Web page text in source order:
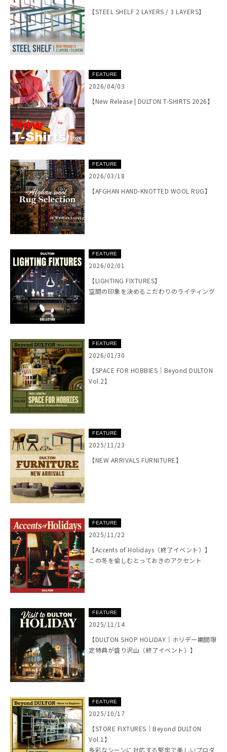
【STEEL SHELF 2 LAYERS / 3 LAYERS】
FEATURE
2026/04/03
【New Release | DULTON T-SHIRTS 2026】
FEATURE
2026/03/18
【AFGHAN HAND-KNOTTED WOOL RUG】
FEATURE
2026/02/01
【LIGHTING FIXTURES】
空間の印象を決めるこだわりのライティング
FEATURE
2026/01/30
【SPACE FOR HOBBIES｜Beyond DULTON
Vol.2】
FEATURE
2025/11/23
【NEW ARRIVALS FURNITURE】
FEATURE
2025/11/22
【Accents of Holidays（終了イベント）】
この冬を愉しむとっておきのアクセント
FEATURE
2025/11/14
【DULTON SHOP HOLIDAY｜ホリデー期間限
定特典が盛り沢山（終了イベント）】
FEATURE
2025/10/17
【STORE FIXTURES｜Beyond DULTON
Vol.1】
多彩なシーンに対応する堅牢で美しいプロダ